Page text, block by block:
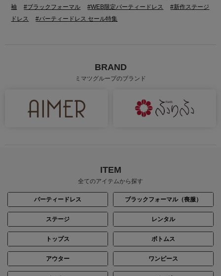
袖
#ブラックフォーマル #WEB限定パーティードレス
#新作ステージ
ドレス
#パーティードレス セール特集
BRAND
ミマツグループのブランド
ITEM
全てのアイテムから探す
パーティードレス ブラックフォーマル（喪服）
ステージ レンタル
トップス ボトムス
アウター ワンピース